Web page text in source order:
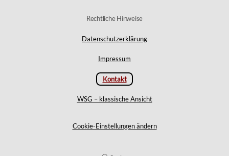
Rechtliche Hinweise
Datenschutzerklärung
Impressum
Kontakt
WSG – klassische Ansicht
Cookie-Einstellungen ändern